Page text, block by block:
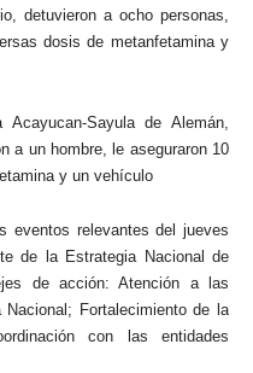
detuvieron a ocho personas,
dosis de metanfetamina y
Sayula de Alemán,
a un hombre, le aseguraron 10
y un vehículo
eventos relevantes del jueves
de la Estrategia Nacional de
de acción: Atención a las
Fortalecimiento de la
con las entidades